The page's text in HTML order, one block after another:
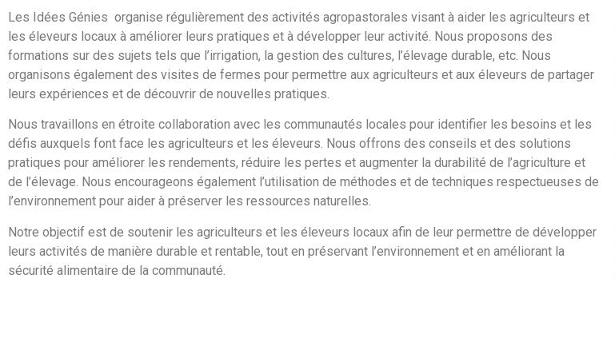
Les Idées Génies organise régulièrement des activités agropastorales visant à aider les agriculteurs et
les éleveurs locaux à améliorer leurs pratiques et à développer leur activité. Nous proposons des
formations sur des sujets tels que l’irrigation, la gestion des cultures, l’élevage durable, etc. Nous
organisons également des visites de fermes pour permettre aux agriculteurs et aux éleveurs de partager
leurs expériences et de découvrir de nouvelles pratiques.
Nous travaillons en étroite collaboration avec les communautés locales pour identifier les besoins et les
défis auxquels font face les agriculteurs et les éleveurs. Nous offrons des conseils et des solutions
pratiques pour améliorer les rendements, réduire les pertes et augmenter la durabilité de l’agriculture et
de l’élevage. Nous encourageons également l’utilisation de méthodes et de techniques respectueuses de
l’environnement pour aider à préserver les ressources naturelles.
Notre objectif est de soutenir les agriculteurs et les éleveurs locaux afin de leur permettre de développer
leurs activités de manière durable et rentable, tout en préservant l’environnement et en améliorant la
sécurité alimentaire de la communauté.